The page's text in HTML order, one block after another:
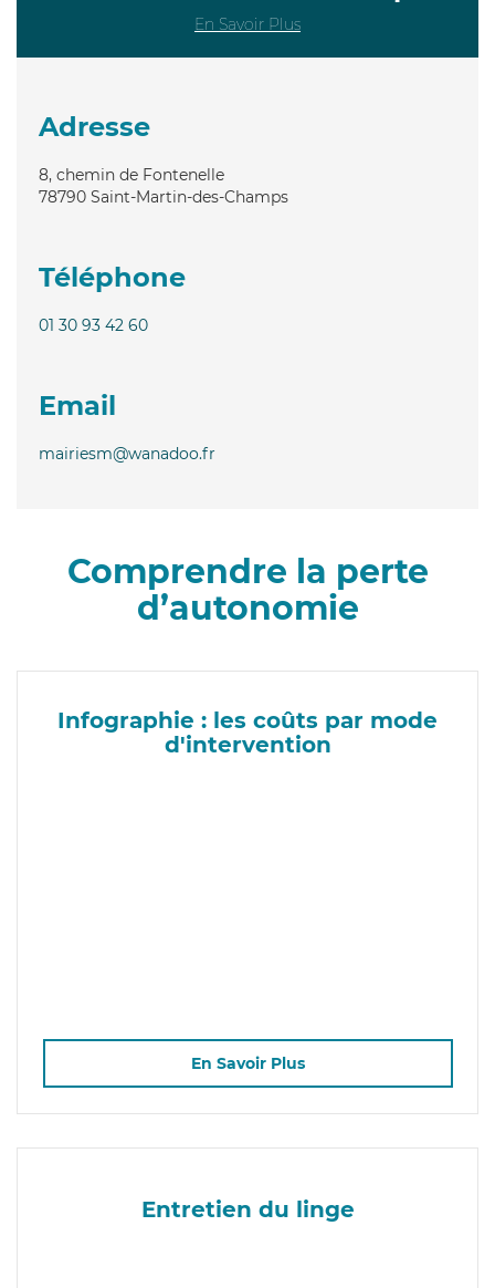
En Savoir Plus
Adresse
8, chemin de Fontenelle
78790 Saint-Martin-des-Champs
Téléphone
01 30 93 42 60
Email
mairiesm@wanadoo.fr
Comprendre la perte
d’autonomie
Infographie : les coûts par mode
d'intervention
En Savoir Plus
Entretien du linge